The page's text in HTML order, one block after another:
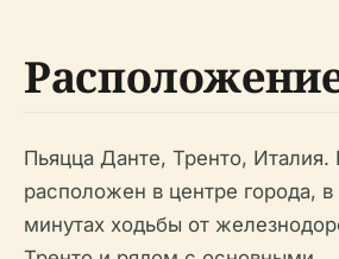
Пьяцца Данте, Тренто, Италия.
расположен в центре города, в
минутах ходьбы от